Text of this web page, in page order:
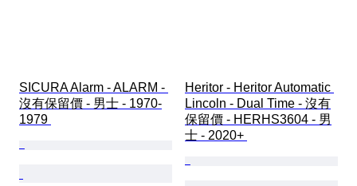
SICURA Alarm - ALARM -
沒有保留價 - 男士 - 1970-
1979
Heritor - Heritor Automatic
Lincoln - Dual Time - 沒有
保留價 - HERHS3604 - 男
士 - 2020+